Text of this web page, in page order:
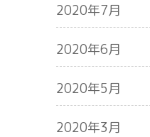
2020年7月
2020年6月
2020年5月
2020年3月